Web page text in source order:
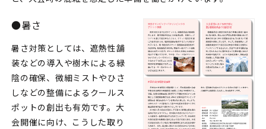
●暑さ
暑さ対策としては、遮熱性舗
装などの導入や樹木による緑
陰の確保、微細ミストやひさ
しなどの整備によるクールス
ポットの創出も有効です。大
会開催に向け、こうした取り